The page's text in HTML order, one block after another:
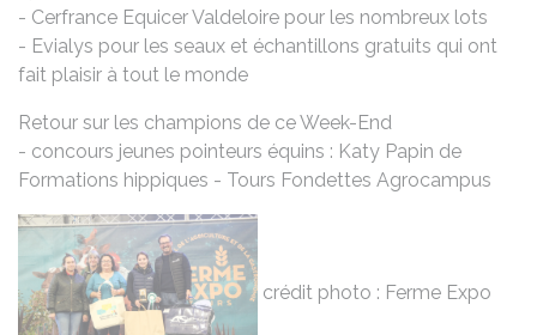
- Cerfrance Equicer Valdeloire pour les nombreux lots
- Evialys pour les seaux et échantillons gratuits qui ont
fait plaisir à tout le monde
Retour sur les champions de ce Week-End
- concours jeunes pointeurs équins : Katy Papin de
Formations hippiques - Tours Fondettes Agrocampus
crédit photo : Ferme Expo